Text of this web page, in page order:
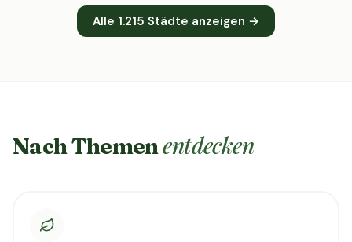
Alle 1.215 Städte anzeigen →
Nach Themenentdecken